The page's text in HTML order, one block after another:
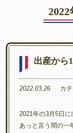
出産から
2022.03.26 カ
2021年の3月5日に
あっと言う間の一